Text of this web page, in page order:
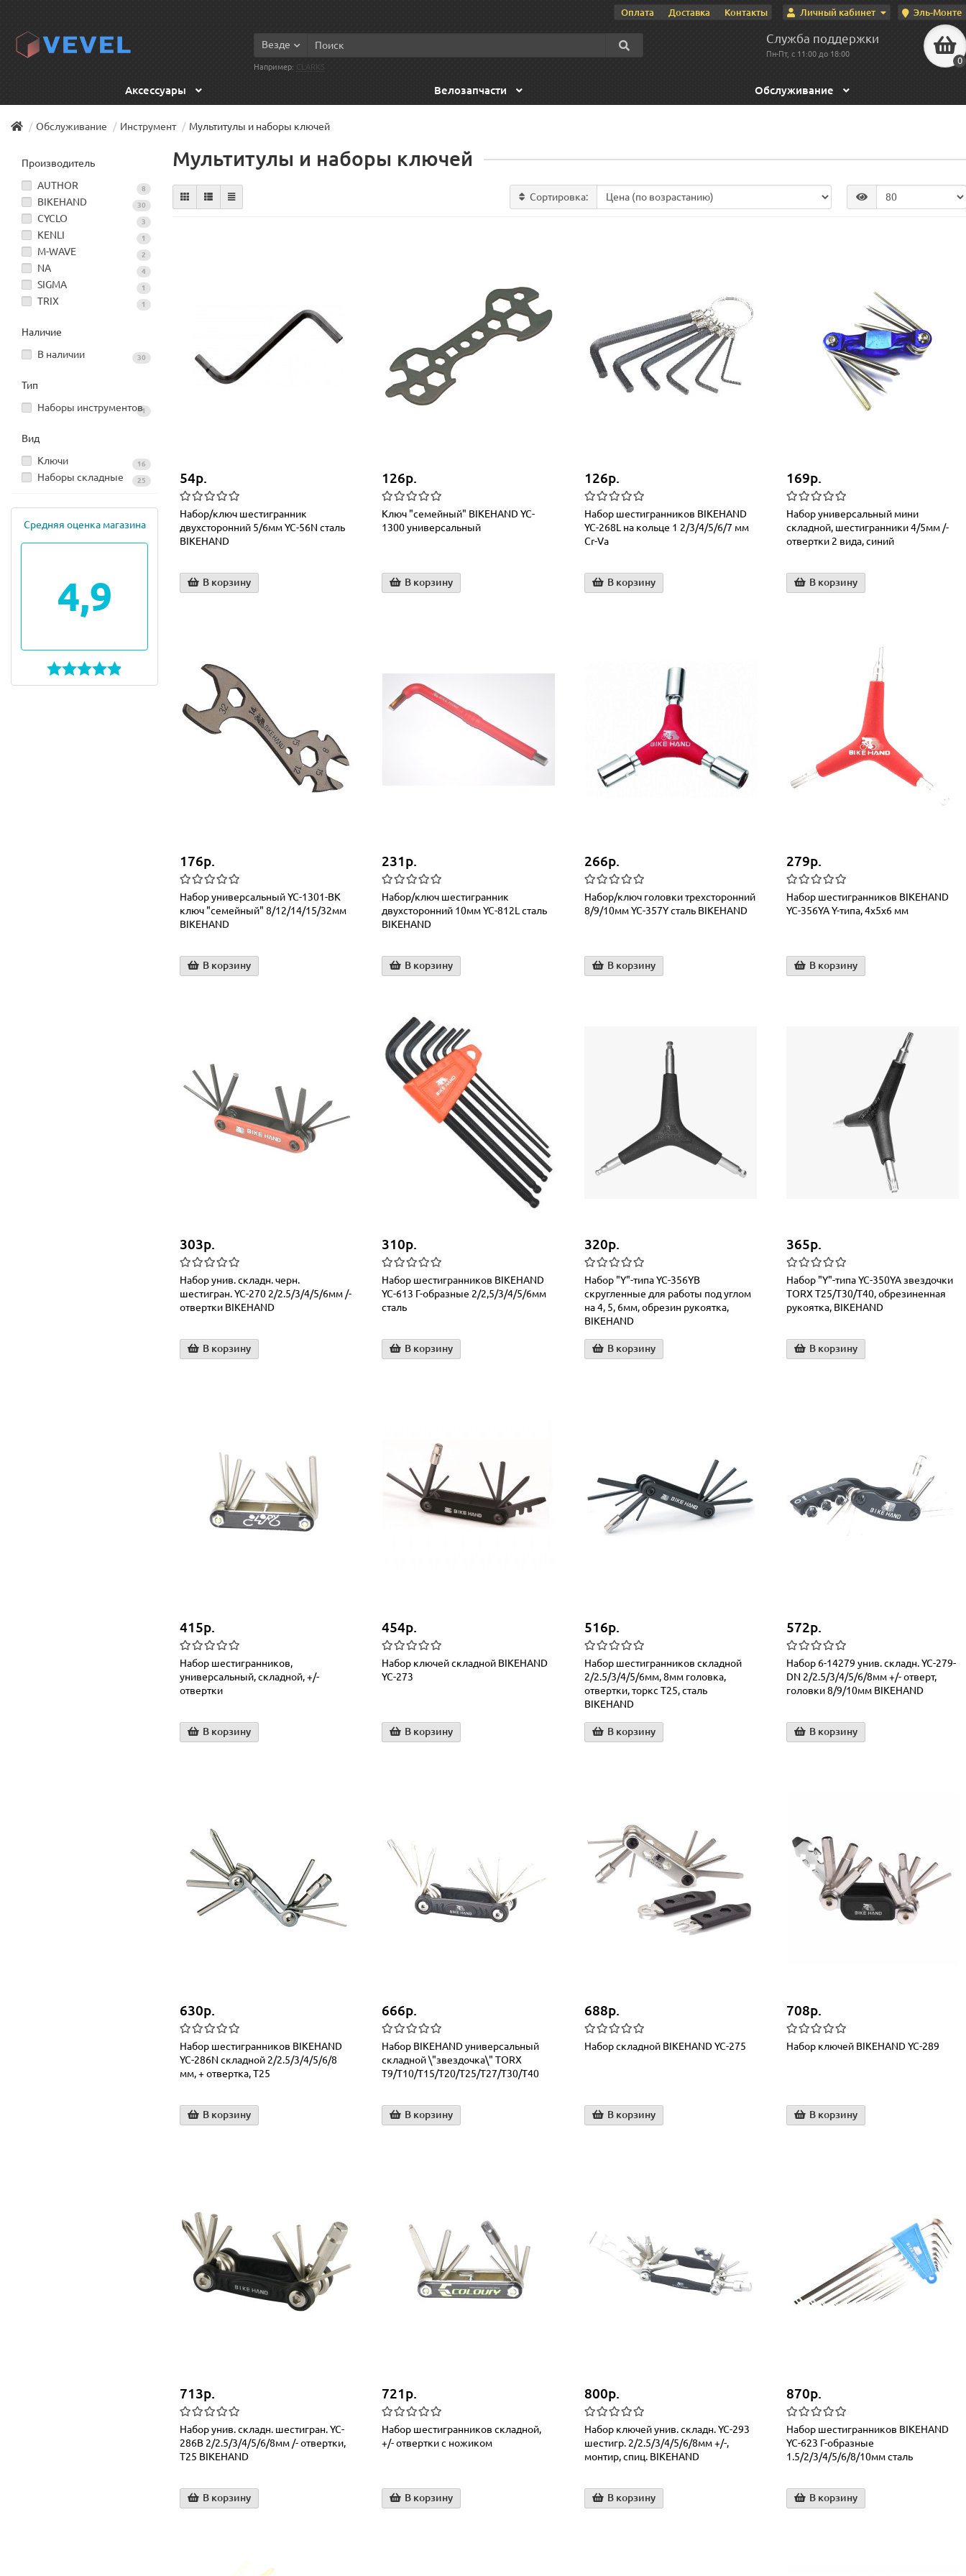
Эль-Монте
Личный кабинет
Оплата Доставка Контакты
Служба поддержки
Пн-Пт, с 11:00 до 18:00
0
Везде
Например: CLARKS
Аксессуары Велозапчасти Обслуживание
Обслуживание Инструмент Мультитулы и наборы ключей
Производитель
AUTHOR
8
BIKEHAND 30
CYCLO 3
KENLI 1
M-WAVE 2
NA 4
SIGMA 1
TRIX 1
Наличие
В наличии
30
Тип
Наборы инструментов1
Вид
Ключи
16
Наборы складные 25
Средняя оценка магазина
4,9
Мультитулы и наборы ключей
Сортировка:
54р.
Набор/ключ шестигранник
двухсторонний 5/6мм YC-56N сталь
BIKEHAND
В корзину
126р.
Ключ "семейный" BIKEHAND YC-
1300 универсальный
В корзину
126р.
Набор шестигранников BIKEHAND
YC-268L на кольце 1 2/3/4/5/6/7 мм
Cr-Va
В корзину
169р.
Набор универсальный мини
складной, шестигранники 4/5мм /-
отвертки 2 вида, синий
В корзину
176р.
Набор универсальный YC-1301-BK
ключ "семейный" 8/12/14/15/32мм
BIKEHAND
В корзину
231р.
Набор/ключ шестигранник
двухсторонний 10мм YC-812L сталь
BIKEHAND
В корзину
266р.
Набор/ключ головки трехсторонний
8/9/10мм YC-357Y сталь BIKEHAND
В корзину
279р.
Набор шестигранников BIKEHAND
YC-356YA Y-типа, 4х5х6 мм
В корзину
303р.
Набор унив. складн. черн.
шестигран. YC-270 2/2.5/3/4/5/6мм /-
отвертки BIKEHAND
В корзину
310р.
Набор шестигранников BIKEHAND
YC-613 Г-образные 2/2,5/3/4/5/6мм
сталь
В корзину
320р.
Набор "Y"-типа YC-356YB
скругленные для работы под углом
на 4, 5, 6мм, обрезин рукоятка,
BIKEHAND
В корзину
365р.
Набор "Y"-типа YC-350YA звездочки
TORX T25/T30/T40, обрезиненная
рукоятка, BIKEHAND
В корзину
415р.
Набор шестигранников,
универсальный, складной, +/-
отвертки
В корзину
454р.
Набор ключей складной BIKEHAND
YC-273
В корзину
516р.
Набор шестигранников складной
2/2.5/3/4/5/6мм, 8мм головка,
отвертки, торкс T25, сталь
BIKEHAND
В корзину
572р.
Набор 6-14279 унив. складн. YC-279-
DN 2/2.5/3/4/5/6/8мм +/- отверт,
головки 8/9/10мм BIKEHAND
В корзину
630р.
Набор шестигранников BIKEHAND
YC-286N складной 2/2.5/3/4/5/6/8
мм, + отвертка, T25
В корзину
666р.
Набор BIKEHAND универсальный
складной \"звездочка\" TORX
T9/T10/T15/T20/T25/T27/T30/T40
В корзину
688р.
Набор складной BIKEHAND YC-275
В корзину
708р.
Набор ключей BIKEHAND YC-289
В корзину
713р.
Набор унив. складн. шестигран. YC-
286B 2/2.5/3/4/5/6/8мм /- отвертки,
T25 BIKEHAND
В корзину
721р.
Набор шестигранников складной,
+/- отвертки с ножиком
В корзину
800р.
Набор ключей унив. складн. YC-293
шестигр. 2/2.5/3/4/5/6/8мм +/-,
монтир, спиц. BIKEHAND
В корзину
870р.
Набор шестигранников BIKEHAND
YC-623 Г-образные
1.5/2/3/4/5/6/8/10мм сталь
В корзину